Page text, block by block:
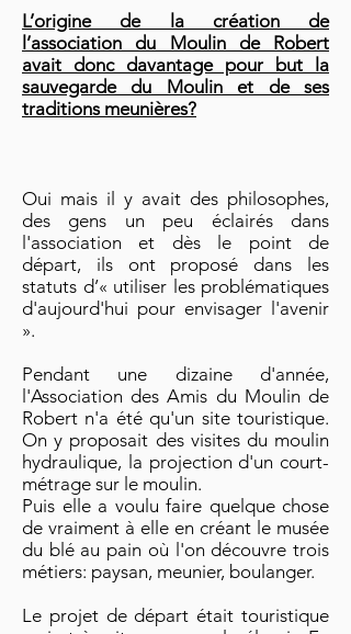
L’origine de la création de
l’association du Moulin de Robert
avait donc davantage pour but la
sauvegarde du Moulin et de ses
traditions meunières?
Oui mais il y avait des philosophes,
des gens un peu éclairés dans
l'association et dès le point de
départ, ils ont proposé dans les
statuts d’« utiliser les problématiques
d'aujourd'hui pour envisager l'avenir
».
Pendant une dizaine d'année,
l'Association des Amis du Moulin de
Robert n'a été qu'un site touristique.
On y proposait des visites du moulin
hydraulique, la projection d'un court-
métrage sur le moulin.
Puis elle a voulu faire quelque chose
de vraiment à elle en créant le musée
du blé au pain où l'on découvre trois
métiers: paysan, meunier, boulanger.
Le projet de départ était touristique